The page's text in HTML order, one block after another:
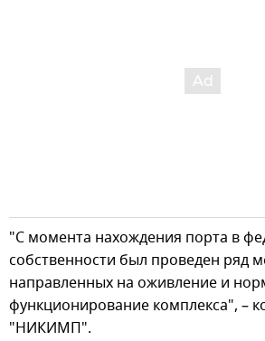
"С момента нахождения порта в
собственности был проведен ряд
направленных на оживление и
функционирование комплекса", –
"НИКИМП".